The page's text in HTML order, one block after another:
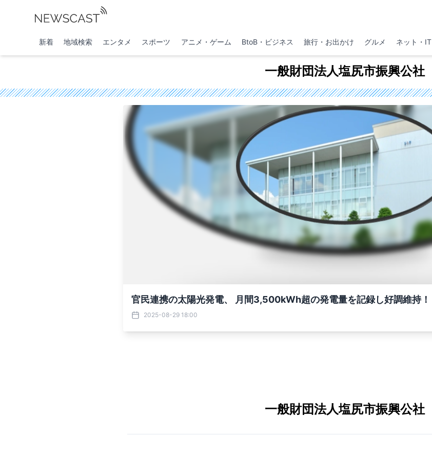
新着 地域検索 エンタメ スポーツ アニメ・ゲーム BtoB・ビジネス 旅行・お出かけ グルメ ネット・IT
一般財団法人塩尻市振興公社
官民連携の太陽光発電、 月間3,500kWh超の発電量を記録し好調維持！
2025-08-29 18:00
一般財団法人塩尻市振興公社